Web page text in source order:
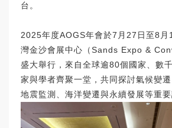
台。
2025年度AOGS年會於7月27日至8月
灣金沙會展中心（Sands Expo &
盛大舉行，來自全球逾80個國家、數
家與學者齊聚一堂，共同探討氣候變遷
地震監測、海洋變遷與永續發展等重要